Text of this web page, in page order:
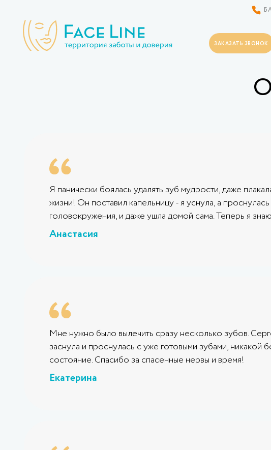
ЗАКАЗАТЬ ЗВОНОК
Я панически боялась удалять зуб мудрости, даже
жизни! Он поставил капельницу - я уснула, а
головокружения, и даже ушла домой сама. Теперь я
Анастасия
Мне нужно было вылечить сразу несколько зубов.
заснула и проснулась с уже готовыми зубами,
состояние. Спасибо за спасенные нервы и время!
Екатерина